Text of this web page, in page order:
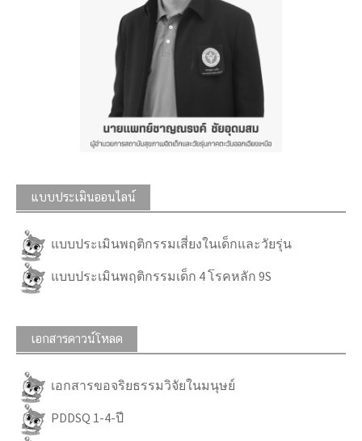
แบบประเมินออนไลน์
แบบประเมินพฤติกรรมเสี่ยงในเด็กและวัยรุ่น
แบบประเมินพฤติกรรมเด็ก 4 โรคหลัก 9S
เอกสารดาวน์โหลด
เอกสารขอจริยธรรมวิจัยในมนุษย์
PDDSQ 1-4-ปี